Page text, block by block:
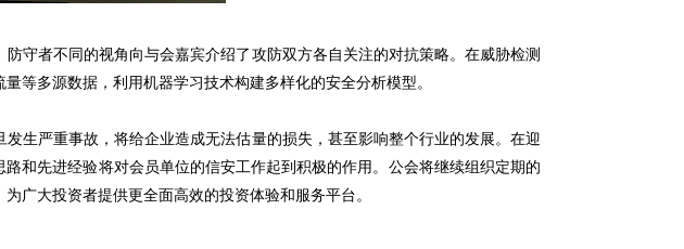
者不同的视角向与会嘉宾介绍了攻防双方各自关注的对抗策略。在威胁检测
等多源数据，利用机器学习技术构建多样化的安全分析模型。
严重事故，将给企业造成无法估量的损失，甚至影响整个行业的发展。在迎
和先进经验将对会员单位的信安工作起到积极的作用。公会将继续组织定期的
广大投资者提供更全面高效的投资体验和服务平台。